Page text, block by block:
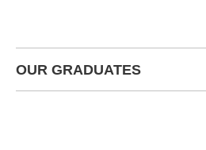
OUR GRADUATES